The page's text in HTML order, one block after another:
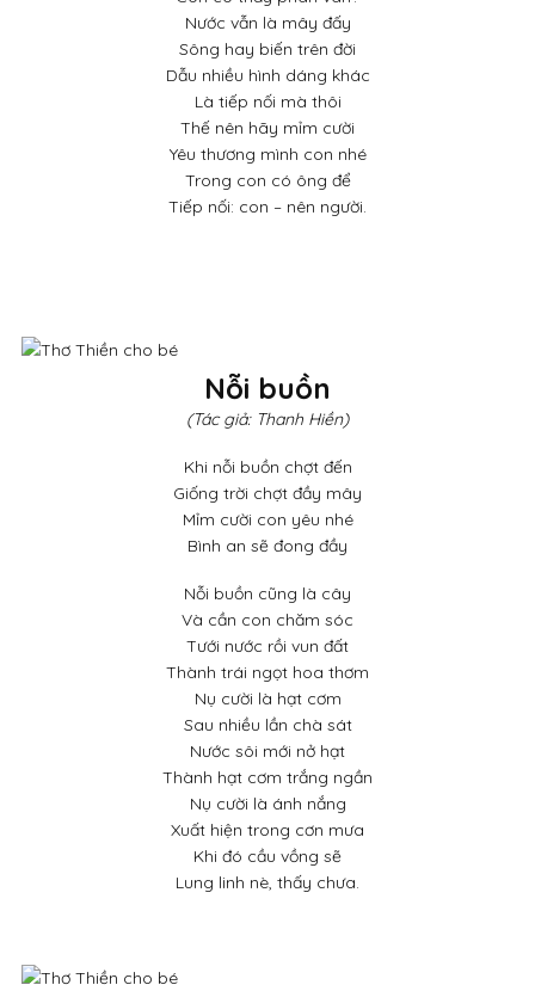
Nước vẫn là mây đấy
Sông hay biến trên đời
Dẫu nhiều hình dáng khác
Là tiếp nối mà thôi
Thế nên hãy mỉm cười
Yêu thương mình con nhé
Trong con có ông để
Tiếp nối: con – nên người.
Nỗi buồn
(Tác giả: Thanh Hiền)
Khi nỗi buồn chợt đến
Giống trời chợt đầy mây
Mỉm cười con yêu nhé
Bình an sẽ đong đầy
Nỗi buồn cũng là cây
Và cần con chăm sóc
Tưới nước rồi vun đất
Thành trái ngọt hoa thơm
Nụ cười là hạt cơm
Sau nhiều lần chà sát
Nước sôi mới nở hạt
Thành hạt cơm trắng ngần
Nụ cười là ánh nắng
Xuất hiện trong cơn mưa
Khi đó cầu vồng sẽ
Lung linh nè, thấy chưa.